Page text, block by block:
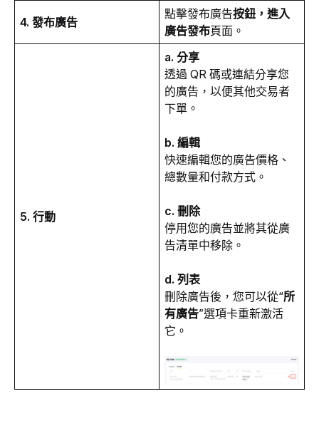
4. 發布廣告
點擊發布廣告按鈕，進入
廣告發布頁面。
5. 行動
a. 分享
透過 QR 碼或連結分享您
的廣告，以便其他交易者
下單。
b. 編輯
快速編輯您的廣告價格、
總數量和付款方式。
c. 刪除
停用您的廣告並將其從廣
告清單中移除。
d. 列表
刪除廣告後，您可以從“所
有廣告”選項卡重新激活
它。